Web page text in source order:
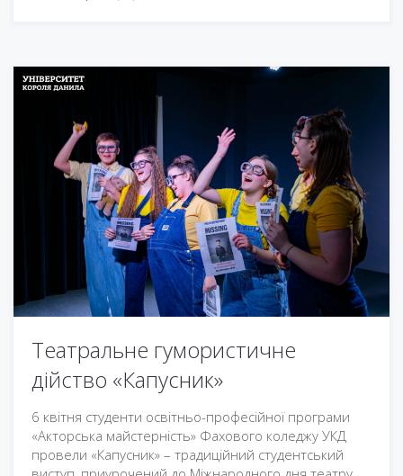
Театральне гумористичне
дійство «Капусник»
6 квітня студенти освітньо-професійної програми
«Акторська майстерність» Фахового коледжу УКД
провели «Капусник» – традиційний студентський